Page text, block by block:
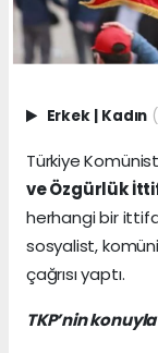
Erkek | Kadın
Türkiye
ve Özgürlük
herhangi bir
sosyalist,
çağrısı yaptı.
TKP’nin